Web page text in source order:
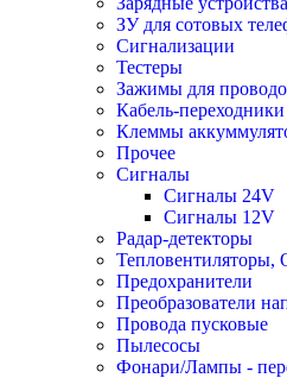
ЗУ для сотовых
Сигнализации
Тестеры
Зажимы для
Кабель-переходники
Клеммы
Прочее
Сигналы
Сигналы 24V
Сигналы 12V
Радар-детекторы
Тепловентиляторы,
Предохранители
Преобразователи
Провода пусковые
Пылесосы
Фонари/Лампы -